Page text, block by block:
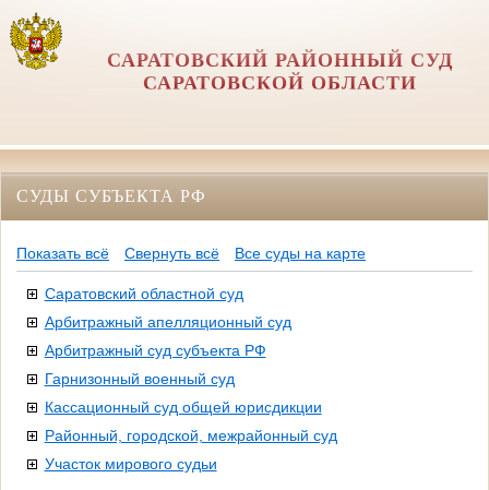
САРАТОВСКИЙ РАЙОННЫЙ СУД
САРАТОВСКОЙ ОБЛАСТИ
СУДЫ СУБЪЕКТА РФ
Показать всё Свернуть всё Все суды на карте
Саратовский областной суд
Арбитражный апелляционный суд
Арбитражный суд субъекта РФ
Гарнизонный военный суд
Кассационный суд общей юрисдикции
Районный, городской, межрайонный суд
Участок мирового судьи